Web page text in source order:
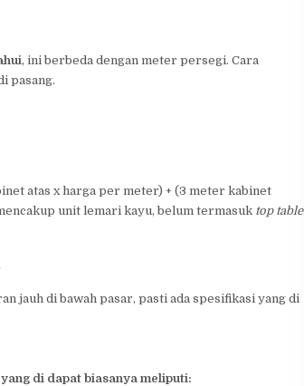
, ini berbeda dengan meter persegi. Cara
pasang.
atas x harga per meter) + (3 meter kabinet
unit lemari kayu, belum termasuk top table
jauh di bawah pasar, pasti ada spesifikasi yang di
di dapat biasanya meliputi: